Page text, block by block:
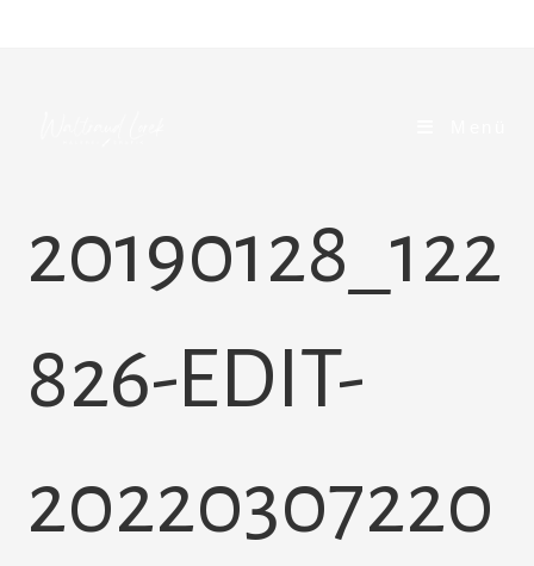
20190128_122
826-EDIT-
20220307220